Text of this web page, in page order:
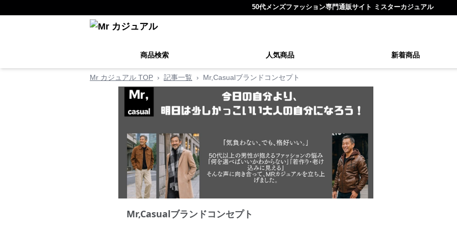
50代メンズファッション専門通販サイト ミスターカジュアル
商品検索 人気商品 新着商品
Mr カジュアル TOP › 記事一覧 › Mr,Casualブランドコンセプト
Mr,Casualブランドコンセプト